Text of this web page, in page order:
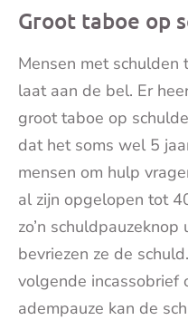
Groot taboe op
Mensen met
laat aan de bel. Er
groot taboe op
dat het soms wel 5
mensen om hulp
al zijn opgelopen tot
zo’n
bevriezen ze de
volgende incassobrief
adempauze kan de